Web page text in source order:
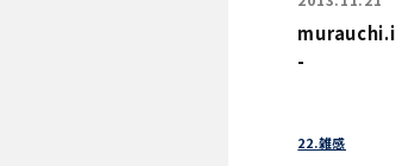
-
22.雑感